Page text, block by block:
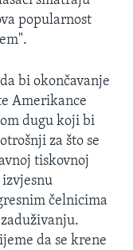
popularnost
bi okončavanje
Amerikance
dugu koji bi
za što se
tiskovnoj
čelnicima
da se krene